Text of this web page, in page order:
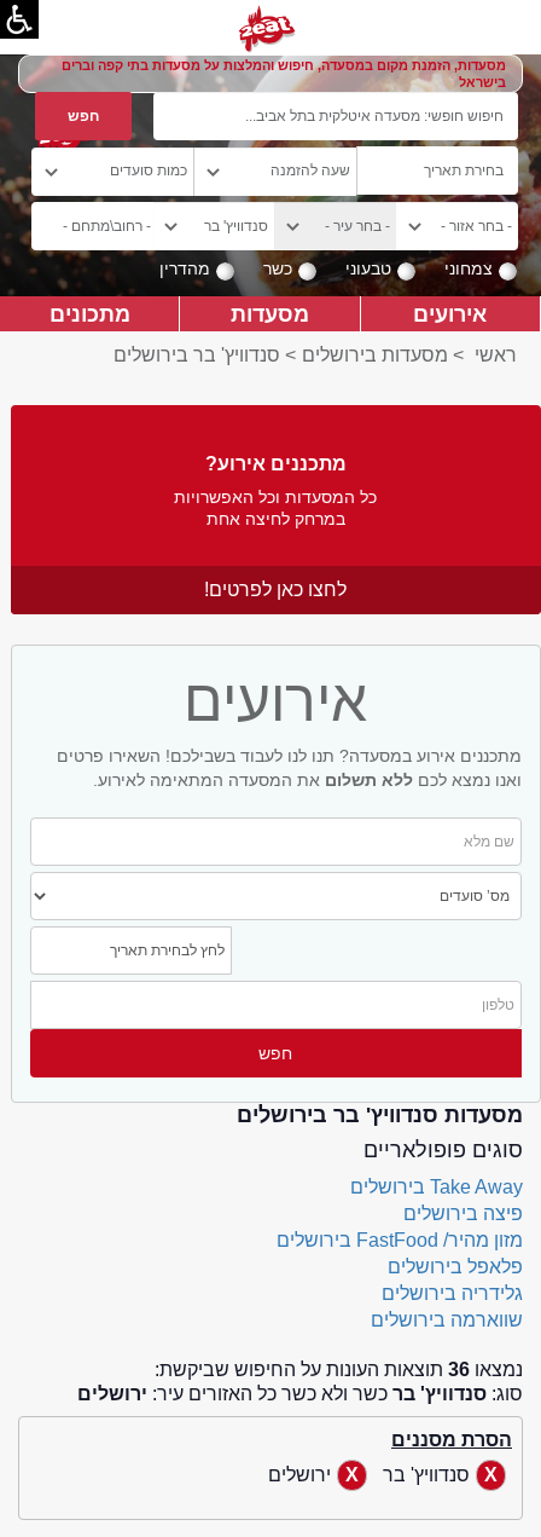
מסעדות, הזמנת מקום במסעדה, חיפוש והמלצות על מסעדות בתי קפה וברים
בישראל
צמחוני טבעוני כשר מהדרין
אירועים מסעדות מתכונים
ראשי > מסעדות בירושלים > סנדוויץ' בר בירושלים
מתכננים אירוע?
כל המסעדות וכל האפשרויות
במרחק לחיצה אחת
לחצו כאן לפרטים!
אירועים
מתכננים אירוע במסעדה? תנו לנו לעבוד בשבילכם! השאירו פרטים
ואנו נמצא לכם ללא תשלום את המסעדה המתאימה לאירוע.
מסעדות סנדוויץ' בר בירושלים
סוגים פופולאריים
Take Away בירושלים
פיצה בירושלים
מזון מהיר/ FastFood בירושלים
פלאפל בירושלים
גלידריה בירושלים
שווארמה בירושלים
נמצאו 36 תוצאות העונות על החיפוש שביקשת:
סוג: סנדוויץ' בר כשר ולא כשר כל האזורים עיר: ירושלים
הסרת מסננים
סנדוויץ' בר
ירושלים